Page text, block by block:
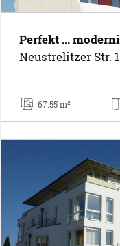
Perfekt ...
Neustrelitzer Str.
67.55 m²